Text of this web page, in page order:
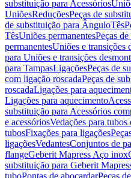
substituição para Acessórios
UniõesReduçõesPeças de
de substituição para ÂnguloTês
TêsUniões permanentesPeças
permanentesUniões e transições
para Uniões e transições
para TampasLigaçõesPeças de
com ligação roscadaPeças de
roscadaLigações para
Ligações para aquecimento
substituição para Acessórios
e acessóriosVedações para tubos
tubosFixações para ligações
ligaçõesVedantesConjuntos de
flangeGeberit Mapress Aço inox
substituição para Geberit
tuboPontas de abocardarPeças